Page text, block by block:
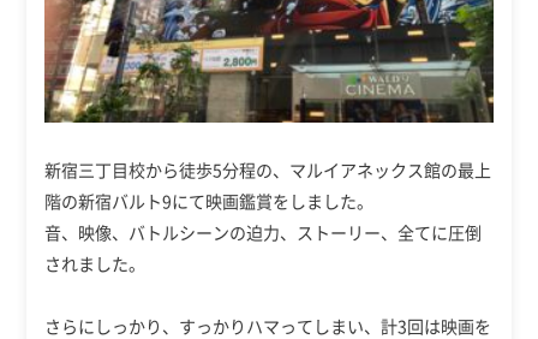
新宿三丁目校から徒歩5分程の、マルイアネックス館の最上
階の新宿バルト9にて映画鑑賞をしました。
音、映像、バトルシーンの迫力、ストーリー、全てに圧倒
されました。
さらにしっかり、すっかりハマってしまい、計3回は映画を